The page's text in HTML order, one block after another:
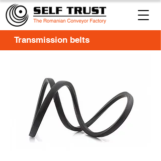
Transmission belts